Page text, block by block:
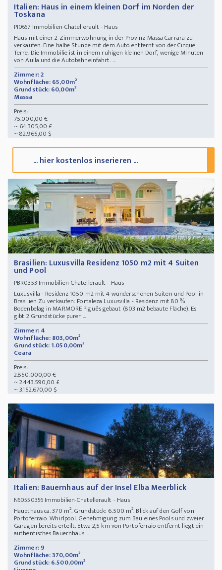
Italien: Haus in einem kleinen Dorf im Norden der
Toskana
PI0667 Immobilien-Chatellerault - Haus
Haus mit einer 2 Zimmerwohnung in der Provinz Massa Carrara zu
verkaufen. Eine halbe Stunde mit dem Auto entfernt von der Cinque
Terre. Die Immobilie ist in einem ruhigen kleinen Dorf, wenige Minuten
von Aulla und die Autobahneinfahrt. ...
Zimmer: 2
Wohnfläche: 65,00m²
Grundstück: 60,00m²
Massa
Preis:
75.000,00 €
~ 64.305,00 £
~ 82.965,00 $
... hier kostenlos inserieren ...
Brasilien: Luxusvilla Residenz 1050 m2 mit 4 Suiten
und Pool
PBR0353 Immobilien-Chatellerault - Haus
Luxusvilla - Residenz 1050 m2 mit 4 wunderschönen Suiten und Pool in
Brasilien Zu verkaufen: Fortaleza Luxusvilla - Residenz mit 80 %
Bodenbelag in MARMORE Piguês gebaut (803 m2 bebaute Fläche). Es
gibt 2 Grundstücke purer ...
Zimmer: 4
Wohnfläche: 803,00m²
Grundstück: 1.050,00m²
Ceara
Preis:
2.850.000,00 €
~ 2.443.590,00 £
~ 3.152.670,00 $
Italien: Bauernhaus auf der Insel Elba Meerblick
N60550356Immobilien-Chatellerault - Haus
Haupthaus ca. 370 m². Grundstück: 6.500 m². Blick auf den Golf von
Portoferraio. Whirlpool. Genehmigung zum Bau eines Pools und zweier
Garagen bereits erteilt. Etwa 2,5 km von Portoferraio entfernt liegt ein
authentisches Bauernhaus ...
Zimmer: 9
Wohnfläche: 370,00m²
Grundstück: 6.500,00m²